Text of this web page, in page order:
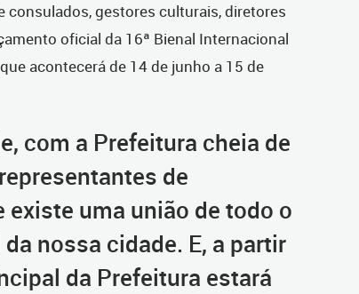
consulados, gestores culturais, diretores
oficial da 16ª Bienal Internacional
acontecerá de 14 de junho a 15 de
com a Prefeitura cheia de
de
existe uma união de todo o
nossa cidade. E, a partir
da Prefeitura estará